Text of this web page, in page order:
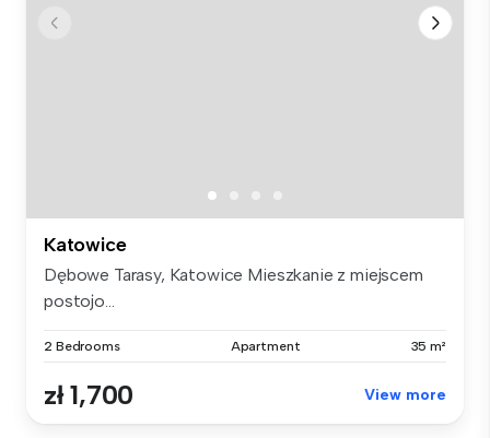
Katowice
Dębowe Tarasy, Katowice Mieszkanie z miejscem
postojo...
2 Bedrooms Apartment 35 m²
zł 1,700 View more